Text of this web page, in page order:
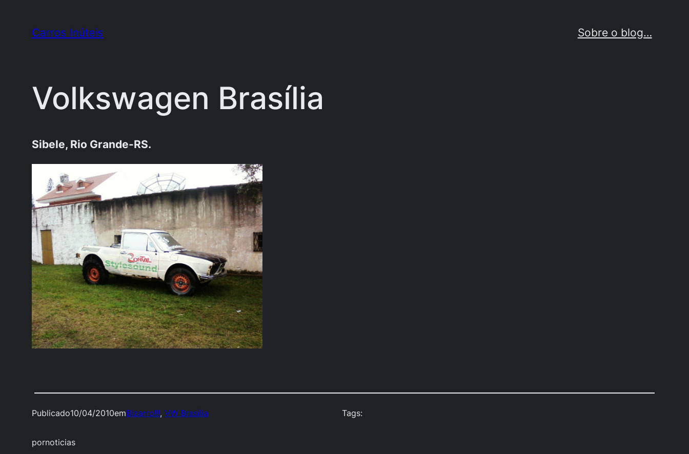
Carros Inúteis Sobre o blog…
Volkswagen Brasília
Sibele, Rio Grande-RS.
Publicado10/04/2010emBizarro!!!, VW Brasília
pornoticias
Tags: